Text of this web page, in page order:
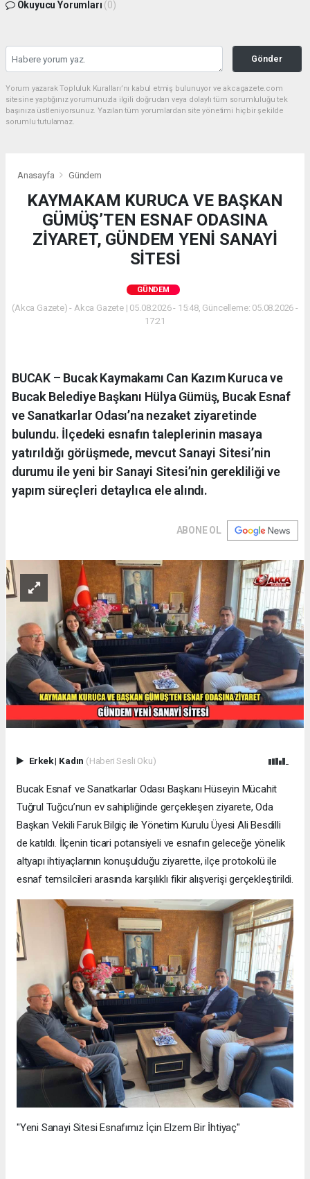
Okuyucu Yorumları (0)
Gönder
Yorum yazarak Topluluk Kuralları’nı kabul etmiş bulunuyor ve akcagazete.com
sitesine yaptığınız yorumunuzla ilgili doğrudan veya dolaylı tüm sorumluluğu tek
başınıza üstleniyorsunuz. Yazılan tüm yorumlardan site yönetimi hiçbir şekilde
sorumlu tutulamaz.
Anasayfa Gündem
KAYMAKAM KURUCA VE BAŞKAN
GÜMÜŞ’TEN ESNAF ODASINA
ZİYARET, GÜNDEM YENİ SANAYİ
SİTESİ
GÜNDEM
(Akca Gazete) - Akca Gazete | 05.08.2026 - 15:48, Güncelleme: 05.08.2026 -
17:21
BUCAK – Bucak Kaymakamı Can Kazım Kuruca ve
Bucak Belediye Başkanı Hülya Gümüş, Bucak Esnaf
ve Sanatkarlar Odası’na nezaket ziyaretinde
bulundu. İlçedeki esnafın taleplerinin masaya
yatırıldığı görüşmede, mevcut Sanayi Sitesi’nin
durumu ile yeni bir Sanayi Sitesi’nin gerekliliği ve
yapım süreçleri detaylıca ele alındı.
ABONE OL
Erkek| Kadın (Haberi Sesli Oku)
Bucak Esnaf ve Sanatkarlar Odası Başkanı Hüseyin Mücahit
Tuğrul Tuğcu’nun ev sahipliğinde gerçekleşen ziyarete, Oda
Başkan Vekili Faruk Bilgiç ile Yönetim Kurulu Üyesi Ali Besdilli
de katıldı. İlçenin ticari potansiyeli ve esnafın geleceğe yönelik
altyapı ihtiyaçlarının konuşulduğu ziyarette, ilçe protokolü ile
esnaf temsilcileri arasında karşılıklı fikir alışverişi gerçekleştirildi.
"Yeni Sanayi Sitesi Esnafımız İçin Elzem Bir İhtiyaç"